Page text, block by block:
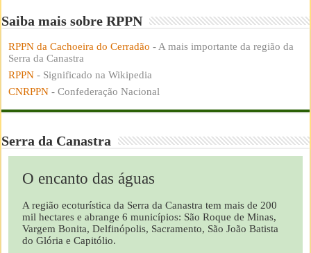
Saiba mais sobre RPPN
RPPN da Cachoeira do Cerradão - A mais importante da região da
Serra da Canastra
RPPN - Significado na Wikipedia
CNRPPN - Confederação Nacional
Serra da Canastra
O encanto das águas
A região ecoturística da Serra da Canastra tem mais de 200
mil hectares e abrange 6 municípios: São Roque de Minas,
Vargem Bonita, Delfinópolis, Sacramento, São João Batista
do Glória e Capitólio.